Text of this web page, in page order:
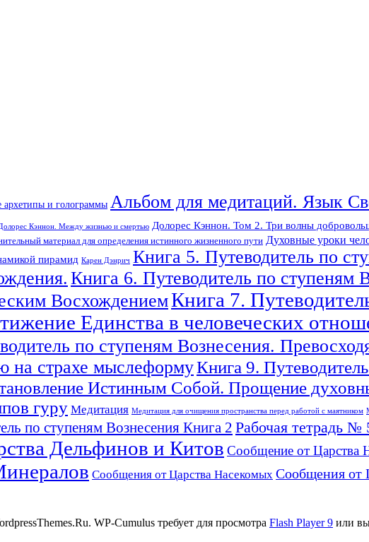
архетипы и голограммы Альбом для медитаций. Язык
Кэннон. Между жизнью и смертью Долорес Кэннон. Том 2. Три волны
материал для определения истинного жизненного пути Духовные уроки
пирамид Карен Дэнрич Книга 5. Путеводитель по
Книга 6. Путеводитель по ступеням
ВосхождениемКнига 7.
Единства в человеческих
по ступеням Вознесения.
на страхе мыслеформуКнига 9.
Истинным Собой. Прощение
гуру Медитация Медитация для очищения пространства перед работой с маятником
по ступеням Вознесения Книга 2 Рабочая тетрадь №
Дельфинов и Китов Сообщение от Царства
Сообщения от Царства Насекомых Сообщения от
WP-Cumulus требует для просмотра Flash Player 9 или